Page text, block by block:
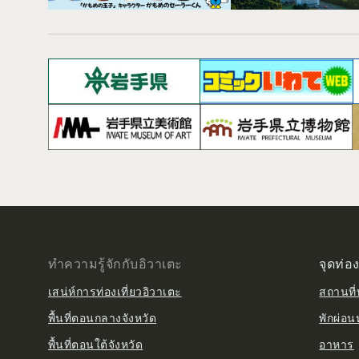
ทำความรู้จักกับอิวาเตะ
เสน่ห์การท่องเที่ยวอิวาเตะ
พื้นที่ตอนกลางจังหวัด
พื้นที่ตอนใต้จังหวัด
จุดท่อ
สถานที่
พักผ่อน
อาหาร